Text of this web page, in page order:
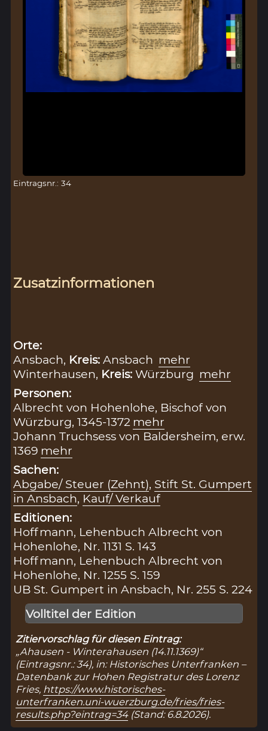
Eintragsnr.: 34
Zusatzinformationen
Orte:
Ansbach, Kreis:Ansbach mehr
Winterhausen, Kreis:Würzburg mehr
Personen:
Albrecht von Hohenlohe, Bischof von
Würzburg, 1345-1372 mehr
Johann Truchsess von Baldersheim, erw.
1369 mehr
Sachen:
Abgabe/ Steuer (Zehnt), Stift St. Gumpert
in Ansbach, Kauf/ Verkauf
Editionen:
Hoffmann, Lehenbuch Albrecht von
Hohenlohe, Nr. 1131 S. 143
Hoffmann, Lehenbuch Albrecht von
Hohenlohe, Nr. 1255 S. 159
UB St. Gumpert in Ansbach, Nr. 255 S. 224
Volltitel der Edition
Zitiervorschlag für diesen Eintrag:
„Ahausen - Winterahausen (14.11.1369)“
(Eintragsnr.: 34), in: Historisches Unterfranken –
Datenbank zur Hohen Registratur des Lorenz
Fries, https://www.historisches-
unterfranken.uni-wuerzburg.de/fries/fries-
results.php?eintrag=34(Stand: 6.8.2026).